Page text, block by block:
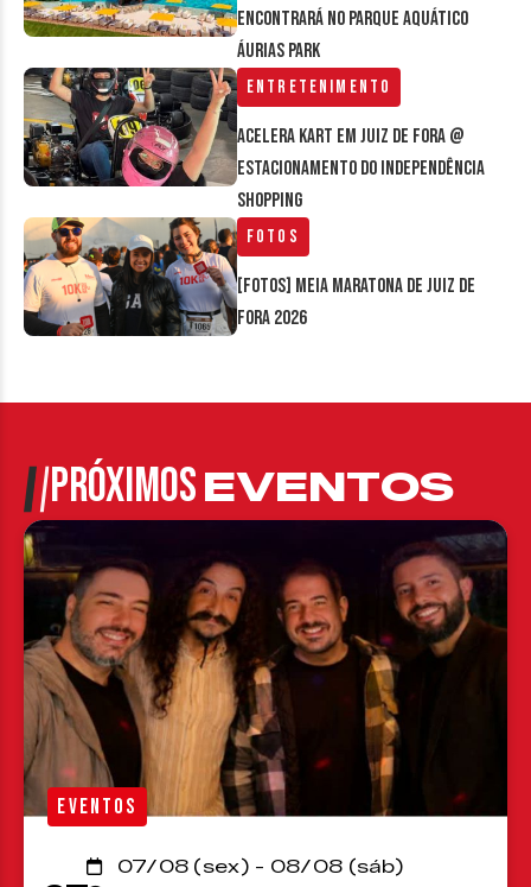
encontrará no parque aquático
Áurias Park
Entretenimento
Acelera Kart em Juiz de Fora @
estacionamento do Independência
Shopping
Fotos
[FOTOS] Meia Maratona de Juiz de
Fora 2026
PRÓXIMOSEVENTOS
EVENTOS
07/08 (sex) - 08/08 (sáb)